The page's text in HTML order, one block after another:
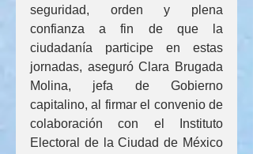
seguridad, orden y plena
confianza a fin de que la
ciudadanía participe en estas
jornadas, aseguró Clara Brugada
Molina, jefa de Gobierno
capitalino, al firmar el convenio de
colaboración con el Instituto
Electoral de la Ciudad de México